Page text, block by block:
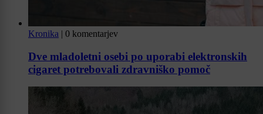
Kronika | 0 komentarjev
Dve mladoletni osebi po uporabi elektronskih
cigaret potrebovali zdravniško pomoč